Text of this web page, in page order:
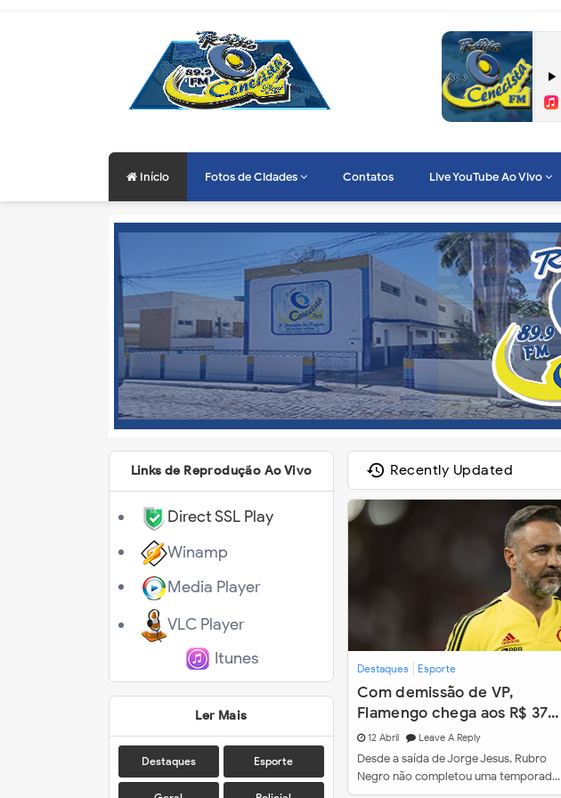
Início Fotos de Cidades Contatos Live YouTube Ao Vivo
Links de Reprodução Ao Vivo
Direct SSL Play
Winamp
Media Player
VLC Player
Itunes
Ler Mais
Destaques Esporte
Recently Updated
Destaques Esporte
Com demissão de VP,
Flamengo chega aos R$ 37
milhões em multas de
técnicos
12 Abril Leave A Reply
Desde a saída de Jorge Jesus, Rubro-
Negro não completou uma temporad…